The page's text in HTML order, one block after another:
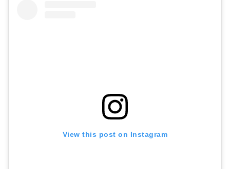
View this post on Instagram